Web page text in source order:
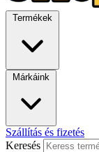
Termékek
Márkáink
Szállítás és fizetés
Keresés